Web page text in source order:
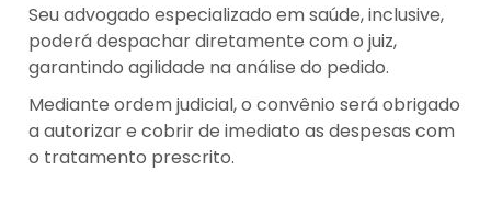
Seu advogado especializado em saúde, inclusive,
poderá despachar diretamente com o juiz,
garantindo agilidade na análise do pedido.
Mediante ordem judicial, o convênio será obrigado
a autorizar e cobrir de imediato as despesas com
o tratamento prescrito.